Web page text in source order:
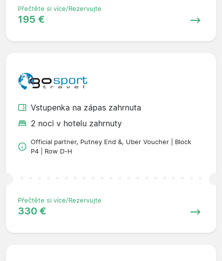
Přečtěte si více/Rezervujte
195 €
Vstupenka na zápas zahrnuta
2 noci v hotelu zahrnuty
Official partner, Putney End &, Uber Voucher | Block
P4 | Row D-H
Přečtěte si více/Rezervujte
330 €